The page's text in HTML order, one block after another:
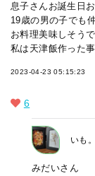
息子さんお誕生日
19歳の男の子でも
お料理美味しそう
私は天津飯作った
2023-04-23 05:15:23
6
いも。
みだいさん